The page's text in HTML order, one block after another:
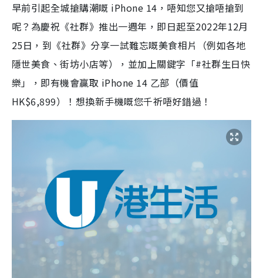
早前引起全城搶購潮嘅 iPhone 14，唔知您又搶唔搶到
呢？為慶祝《社群》推出一週年，即日起至2022年12月
25日，到《社群》分享一試難忘嘅美食相片（例如各地
隱世美食、街坊小店等），並加上關鍵字「#社群生日快
樂」，即有機會贏取 iPhone 14 乙部（價值
HK$6,899）！想換新手機嘅您千祈唔好錯過！